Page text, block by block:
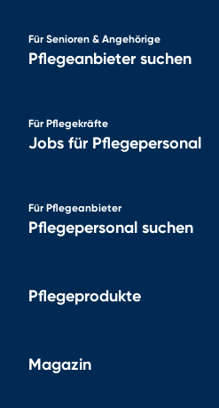
Für Senioren & Angehörige
Pflegeanbieter suchen
Für Pflegekräfte
Jobs für Pflegepersonal
Für Pflegeanbieter
Pflegepersonal suchen
Pflegeprodukte
Magazin